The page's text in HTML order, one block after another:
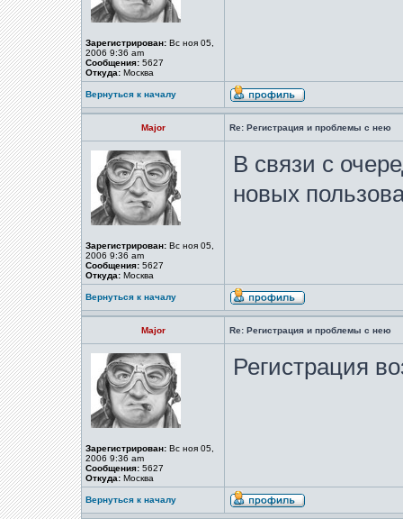
Зарегистрирован: Вс ноя 05,
2006 9:36 am
Сообщения: 5627
Откуда: Москва
Вернуться к началу
Major Re: Регистрация и проблемы с нею
Зарегистрирован: Вс ноя 05,
2006 9:36 am
Сообщения: 5627
Откуда: Москва
В связи с
новых
Вернуться к началу
Major Re: Регистрация и проблемы с нею
Зарегистрирован: Вс ноя 05,
2006 9:36 am
Сообщения: 5627
Откуда: Москва
Регистрация
Вернуться к началу